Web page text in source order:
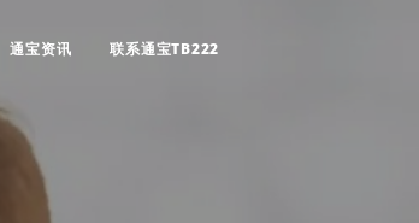
通宝资讯 联系通宝TB222